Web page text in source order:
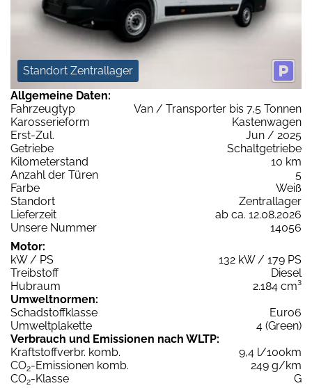
Standort Zentrallager
Allgemeine Daten:
Fahrzeugtyp
Van / Transporter bis 7,5 Tonnen
Karosserieform
Kastenwagen
Erst-Zul.
Jun / 2025
Getriebe
Schaltgetriebe
Kilometerstand
10 km
Anzahl der Türen
5
Farbe
Weiß
Standort
Zentrallager
Lieferzeit
ab ca. 12.08.2026
Unsere Nummer
14056
Motor:
kW / PS
132 kW / 179 PS
Treibstoff
Diesel
Hubraum
2.184 cm³
Umweltnormen:
Schadstoffklasse
Euro6
Umweltplakette
4 (Green)
Verbrauch und Emissionen nach WLTP:
Kraftstoffverbr. komb.
9,4 l/100km
CO2-Emissionen komb.
249 g/km
CO2-Klasse
G